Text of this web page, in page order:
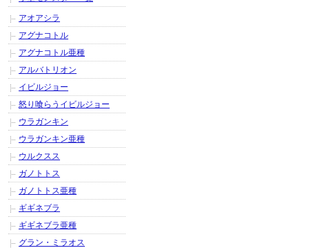
アオアシラ
アグナコトル
アグナコトル亜種
アルバトリオン
イビルジョー
怒り喰らうイビルジョー
ウラガンキン
ウラガンキン亜種
ウルクスス
ガノトトス
ガノトトス亜種
ギギネブラ
ギギネブラ亜種
グラン・ミラオス